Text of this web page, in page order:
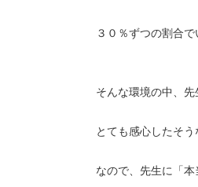
３０％ずつの割合で
そんな環境の中、
とても感心したそう
なので、先生に「